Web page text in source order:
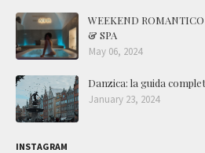
WEEKEND
& SPA
May 06, 2024
Danzica: la guida
January 23, 2024
INSTAGRAM